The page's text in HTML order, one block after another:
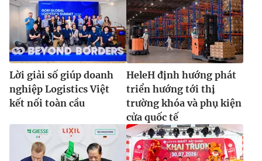
Lời giải số giúp doanh
nghiệp Logistics Việt
kết nối toàn cầu
HeleH định hướng phát
triển hướng tới thị
trường khóa và phụ kiện
cửa quốc tế